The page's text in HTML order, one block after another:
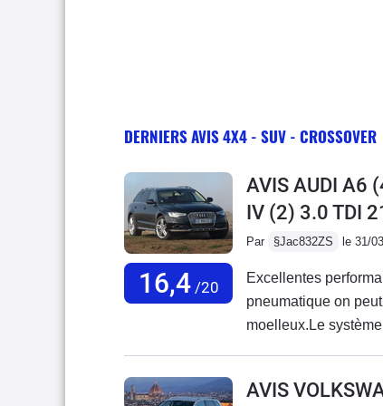
DERNIERS AVIS 4X4 - SUV - CROSSOVER
16,4/20
AVIS AUDI A6
IV (2) 3.0 TDI
Par §Jac832ZS le 31/
Excellentes
pneumatique on
moelleux.Le
smartphone.Aucun
AVIS